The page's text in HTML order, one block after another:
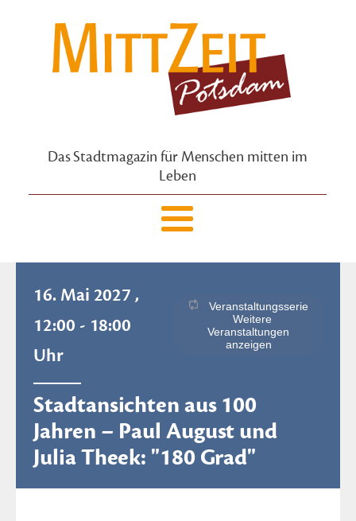
Das Stadtmagazin für Menschen mitten im
Leben
16. Mai 2027 ,
12:00 - 18:00
Uhr
Veranstaltungsserie
Weitere
Veranstaltungen
anzeigen
Stadtansichten aus 100
Jahren – Paul August und
Julia Theek: "180 Grad"